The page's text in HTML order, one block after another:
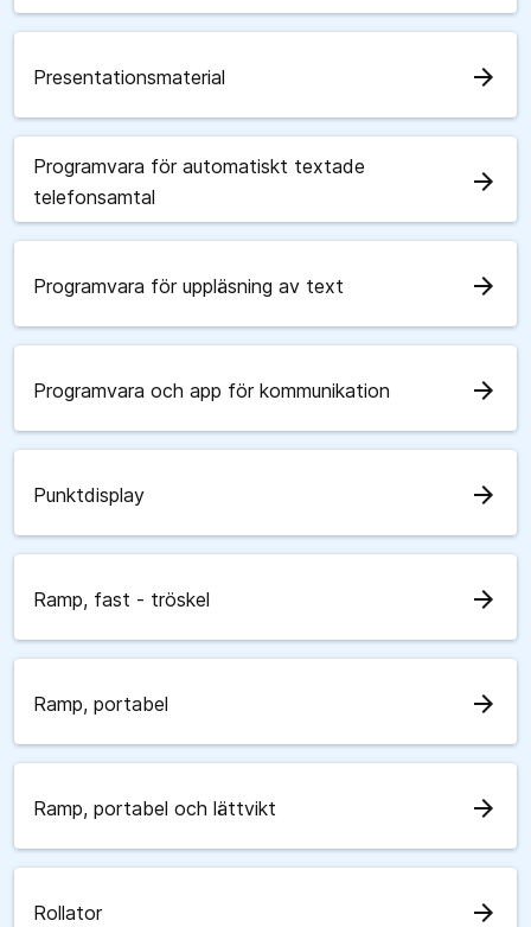
Presentationsmaterial arrow_forward
Programvara för automatiskt textade
telefonsamtal
arrow_forward
Programvara för uppläsning av text arrow_forward
Programvara och app för kommunikation arrow_forward
Punktdisplay arrow_forward
Ramp, fast - tröskel arrow_forward
Ramp, portabel arrow_forward
Ramp, portabel och lättvikt arrow_forward
Rollator arrow_forward